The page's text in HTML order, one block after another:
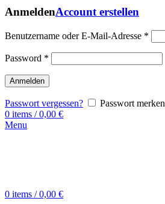
AnmeldenAccount erstellen
Benutzername oder E-Mail-Adresse *
Password *
Anmelden
Passwort vergessen?
Passwort merken
0 items / 0,00 €
Menu
0 items / 0,00 €